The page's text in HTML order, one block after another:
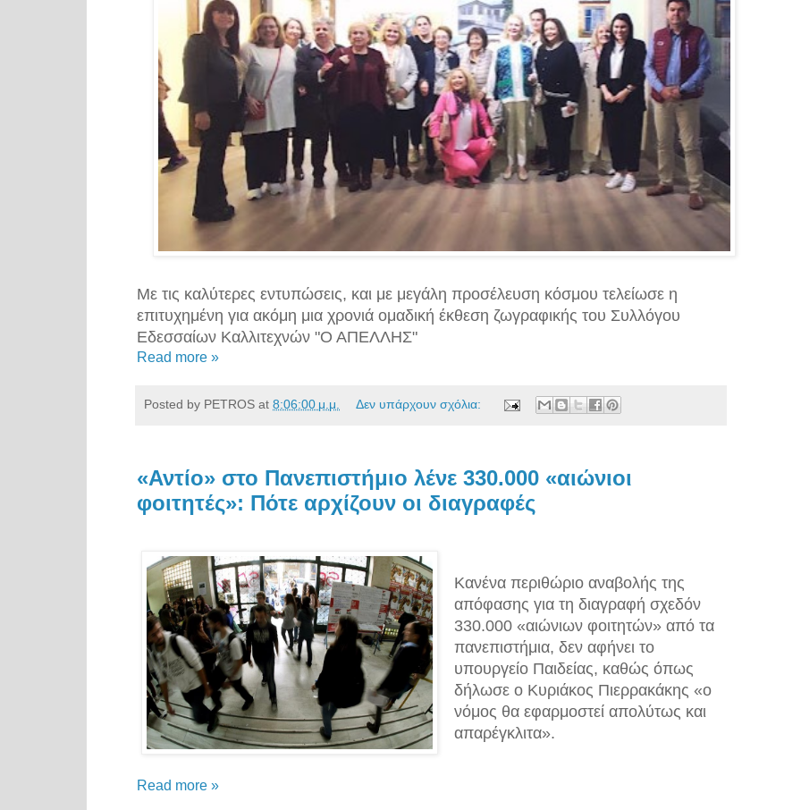
Mε τις καλύτερες εντυπώσεις, και με μεγάλη προσέλευση κόσμου τελείωσε η
επιτυχημένη για ακόμη μια χρονιά ομαδική έκθεση ζωγραφικής του Συλλόγου
Εδεσσαίων Καλλιτεχνών "Ο ΑΠΕΛΛΗΣ"
Read more »
Posted by PETROS at 8:06:00 μ.μ. Δεν υπάρχουν σχόλια:
«Αντίο» στο Πανεπιστήμιο λένε 330.000 «αιώνιοι
φοιτητές»: Πότε αρχίζουν οι διαγραφές
Κανένα περιθώριο αναβολής της
απόφασης για τη διαγραφή σχεδόν
330.000 «αιώνιων φοιτητών» από τα
πανεπιστήμια, δεν αφήνει το
υπουργείο Παιδείας, καθώς όπως
δήλωσε ο Κυριάκος Πιερρακάκης «ο
νόμος θα εφαρμοστεί απολύτως και
απαρέγκλιτα».
Read more »